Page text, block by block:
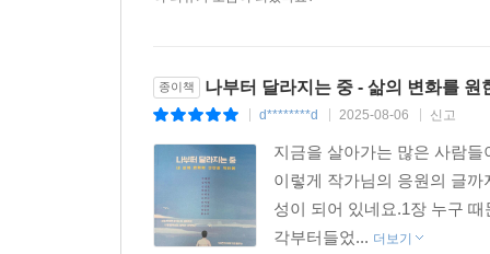
종이책 나부터 달라지는 중 - 삶의 변화를 원
d********d 2025-08-06 신고
지금을 살아가는 많은 사람
이렇게 작가님의 응원의 글
성이 되어 있네요.1장 누구
각부터들었... 더보기